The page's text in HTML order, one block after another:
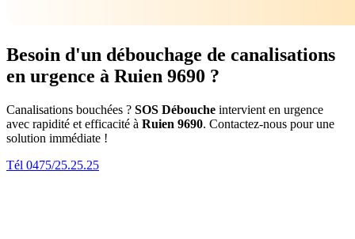
Besoin d'un débouchage de canalisations
en urgence à Ruien 9690 ?
Canalisations bouchées ? SOS Débouche intervient en urgence
avec rapidité et efficacité à Ruien 9690. Contactez-nous pour une
solution immédiate !
Tél 0475/25.25.25